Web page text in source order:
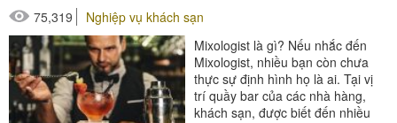
75,319
Nghiệp vụ khách sạn
Mixologist là gì? Nếu nhắc đến
Mixologist, nhiều bạn còn chưa
thực sự định hình họ là ai. Tại vị
trí quầy bar của các nhà hàng,
khách sạn, được biết đến nhiều